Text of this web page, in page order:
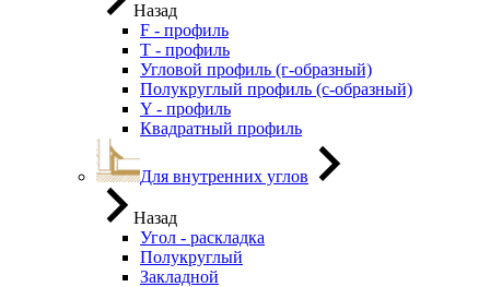
Назад
F - профиль
Т - профиль
Угловой профиль (г-образный)
Полукруглый профиль (с-образный)
Y - профиль
Квадратный профиль
Для внутренних углов
Назад
Угол - раскладка
Полукруглый
Закладной